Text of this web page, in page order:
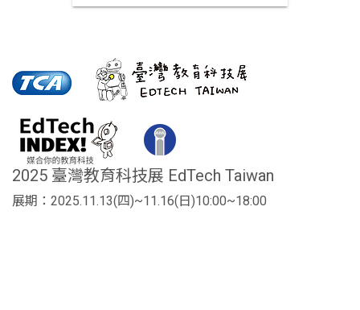
2025 臺灣教育科技展 EdTech Taiwan
展期：2025.11.13(四)~11.16(日)10:00~18:00